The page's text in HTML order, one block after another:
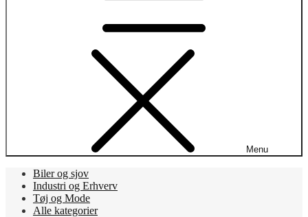
Menu
Biler og sjov
Industri og Erhverv
Tøj og Mode
Alle kategorier